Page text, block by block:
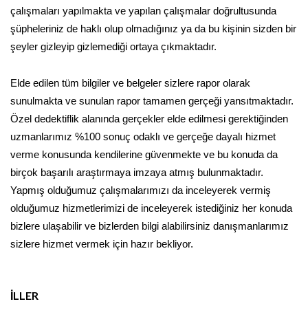
çalışmaları yapılmakta ve yapılan çalışmalar doğrultusunda
şüpheleriniz de haklı olup olmadığınız ya da bu kişinin sizden bir
şeyler gizleyip gizlemediği ortaya çıkmaktadır.
Elde edilen tüm bilgiler ve belgeler sizlere rapor olarak
sunulmakta ve sunulan rapor tamamen gerçeği yansıtmaktadır.
Özel dedektiflik alanında gerçekler elde edilmesi gerektiğinden
uzmanlarımız %100 sonuç odaklı ve gerçeğe dayalı hizmet
verme konusunda kendilerine güvenmekte ve bu konuda da
birçok başarılı araştırmaya imzaya atmış bulunmaktadır.
Yapmış olduğumuz çalışmalarımızı da inceleyerek vermiş
olduğumuz hizmetlerimizi de inceleyerek istediğiniz her konuda
bizlere ulaşabilir ve bizlerden bilgi alabilirsiniz danışmanlarımız
sizlere hizmet vermek için hazır bekliyor.
İLLER